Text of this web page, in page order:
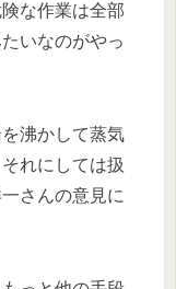
な作業は全部
いなのがやっ
沸かして蒸気
れにしては扱
さんの意見に